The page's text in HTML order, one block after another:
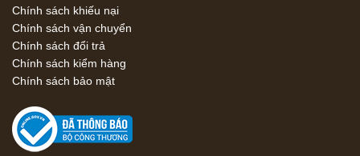
Chính sách khiếu nại
Chính sách vận chuyển
Chính sách đổi trả
Chính sách kiểm hàng
Chính sách bảo mật